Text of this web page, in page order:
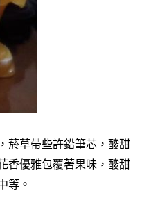
菸草帶些許鉛筆芯，酸甜
香優雅包覆著果味，酸甜
等。